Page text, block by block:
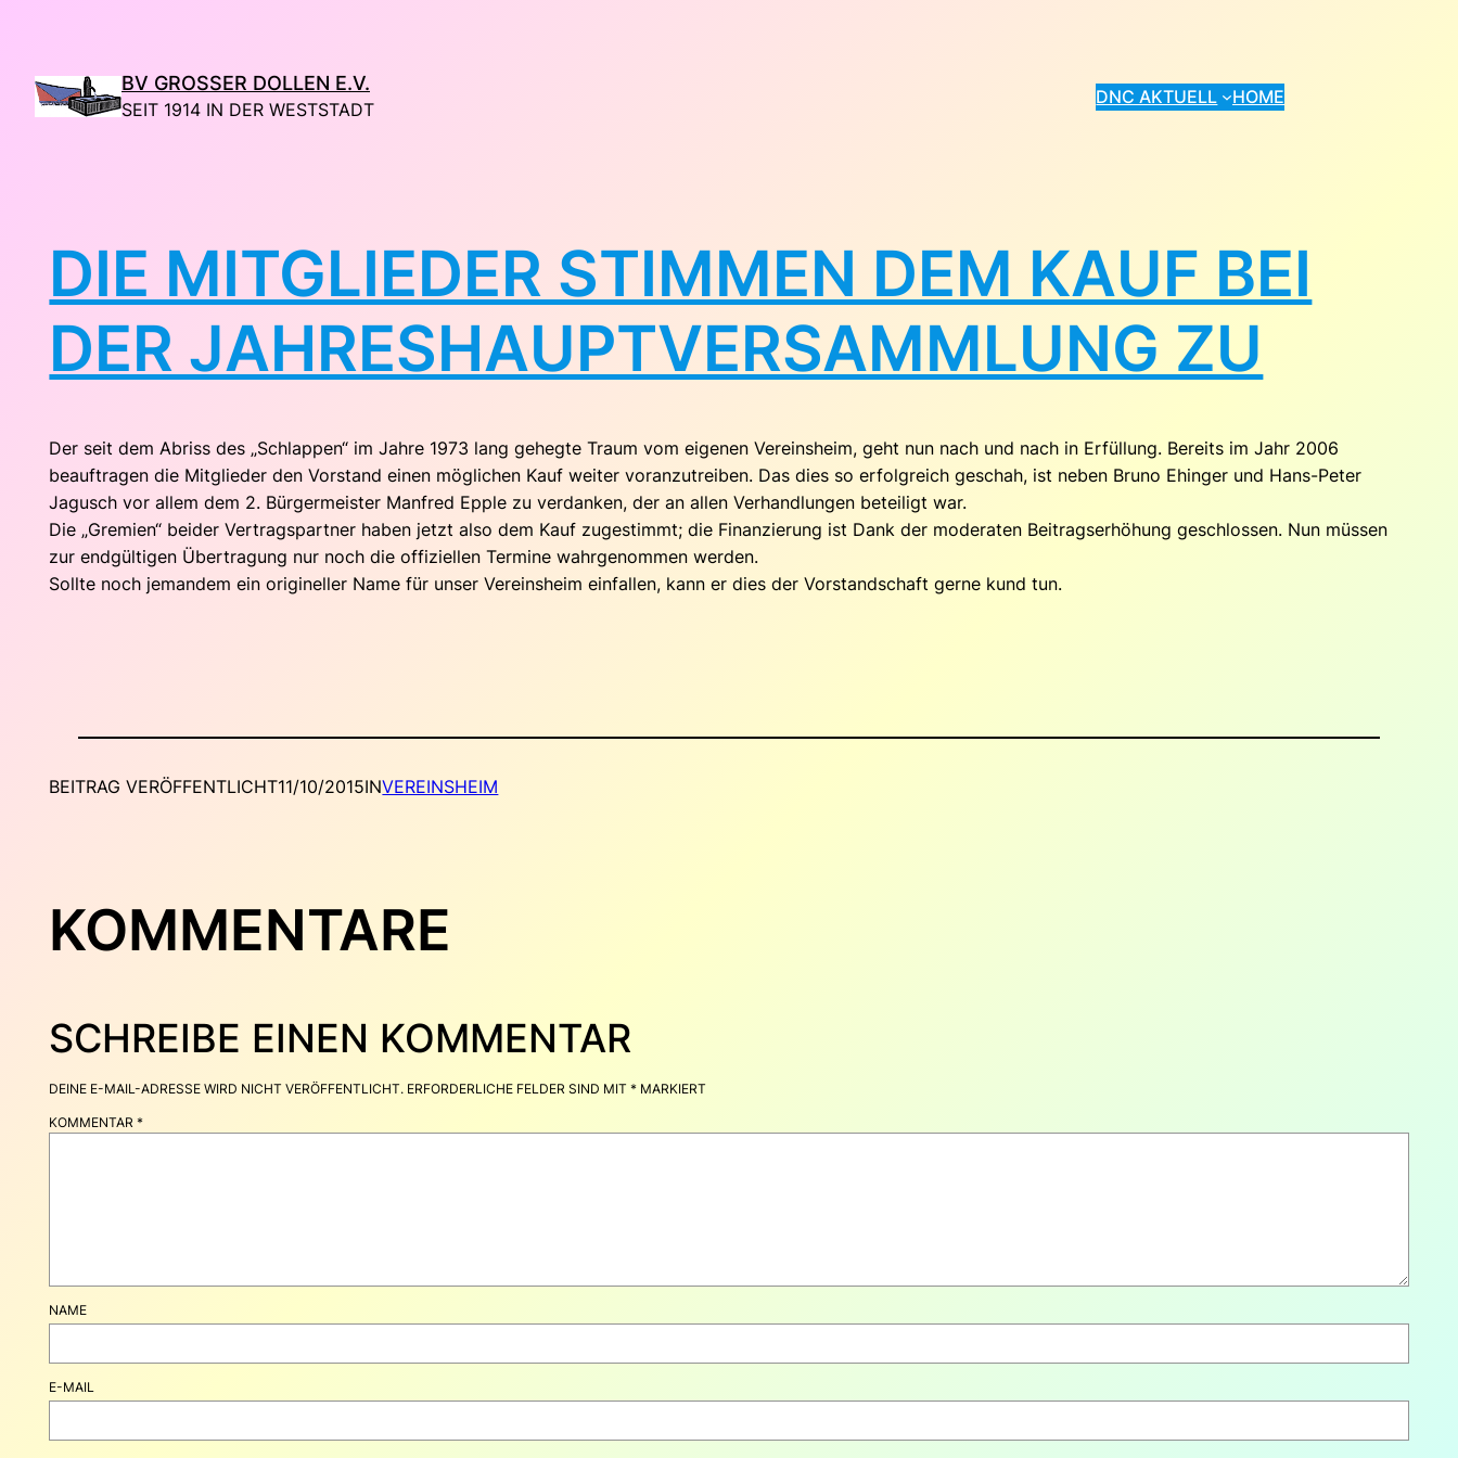
wechseln
BV GROSSER DOLLEN E.V.
SEIT 1914 IN DER WESTSTADT
DNC AKTUELL HOME
DIE MITGLIEDER STIMMEN DEM KAUF BEI
DER JAHRESHAUPTVERSAMMLUNG ZU
Der seit dem Abriss des „Schlappen“ im Jahre 1973 lang gehegte Traum vom eigenen Vereinsheim, geht nun nach und nach in Erfüllung. Bereits im Jahr 2006
beauftragen die Mitglieder den Vorstand einen möglichen Kauf weiter voranzutreiben. Das dies so erfolgreich geschah, ist neben Bruno Ehinger und Hans-Peter
Jagusch vor allem dem 2. Bürgermeister Manfred Epple zu verdanken, der an allen Verhandlungen beteiligt war.
Die „Gremien“ beider Vertragspartner haben jetzt also dem Kauf zugestimmt; die Finanzierung ist Dank der moderaten Beitragserhöhung geschlossen. Nun müssen
zur endgültigen Übertragung nur noch die offiziellen Termine wahrgenommen werden.
Sollte noch jemandem ein origineller Name für unser Vereinsheim einfallen, kann er dies der Vorstandschaft gerne kund tun.
BEITRAG VERÖFFENTLICHT11/10/2015INVEREINSHEIM
KOMMENTARE
SCHREIBE EINEN KOMMENTAR
DEINE E-MAIL-ADRESSE WIRD NICHT VERÖFFENTLICHT. ERFORDERLICHE FELDER SIND MIT* MARKIERT
KOMMENTAR*
NAME
E-MAIL